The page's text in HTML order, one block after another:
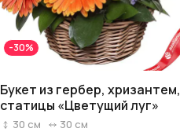
-30%
Букет из гербер, хризантем,
статицы «Цветущий луг»
30 см 30 см